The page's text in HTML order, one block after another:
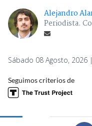
Alejandro
Periodista.
Sábado 08 Agosto, 2026
Seguimos criterios de